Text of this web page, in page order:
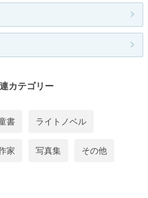
カテゴリー
書 ライトノベル
家 写真集 その他